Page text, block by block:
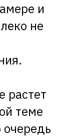
и
не
растет
теме